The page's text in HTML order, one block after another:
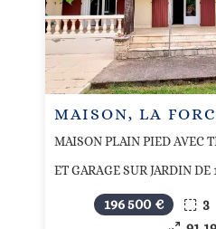
MAISON, LA
MAISON PLAIN PIED AVEC
ET GARAGE SUR JARDIN DE
196 500 € 3